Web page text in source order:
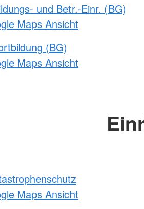
und Betr.-Einr. (BG)
Maps Ansicht
(BG)
Maps Ansicht
Maps Ansicht